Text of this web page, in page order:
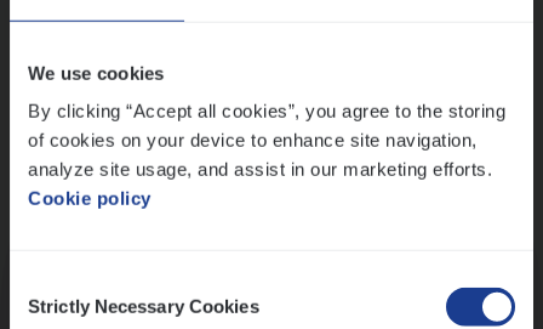
We use cookies
By clicking “Accept all cookies”, you agree to the storing
of cookies on your device to enhance site navigation,
analyze site usage, and assist in our marketing efforts.
Cookie policy
Selection
Strictly Necessary Cookies